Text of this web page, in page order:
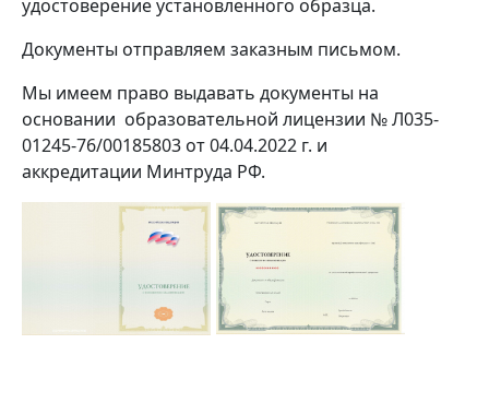
удостоверение установленного образца.
Документы отправляем заказным письмом.
Мы имеем право выдавать документы на
основании образовательной лицензии № Л035-
01245-76/00185803 от 04.04.2022 г. и
аккредитации Минтруда РФ.